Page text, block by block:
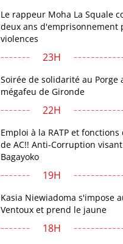
Le rappeur Moha La Squale
deux ans d'emprisonnement
violences
23H
Soirée de solidarité au Porge
mégafeu de Gironde
22H
Emploi à la RATP et
de AC!! Anti-Corruption
Bagayoko
19H
Kasia Niewiadoma s'impose
Ventoux et prend le jaune
18H